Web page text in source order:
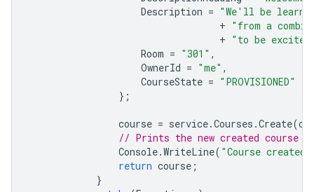
Description = "We'll be
+ "from a
+ "to be
Room = "301" ,
OwnerId = "me" ,
CourseState = "PROVISIONED"
};
course = service.Courses .Create(
// Prints the new created course Id
Console.WriteLine( "Course
return course ;
}